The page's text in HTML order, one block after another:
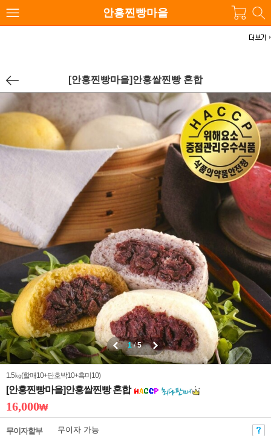
안흥찐빵마을
[안흥찐빵마을]안흥쌀찐빵 혼합
1/5
1.5㎏(할매10+단호박10+흑미10)
[안흥찐빵마을]안흥쌀찐빵 혼합
16,000₩
무이자할부
무이자 가능